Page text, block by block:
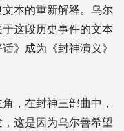
本的重新解释。乌尔
这段历史事件的文本
》成为《封神演义》
，在封神三部曲中，
，这是因为乌尔善希望